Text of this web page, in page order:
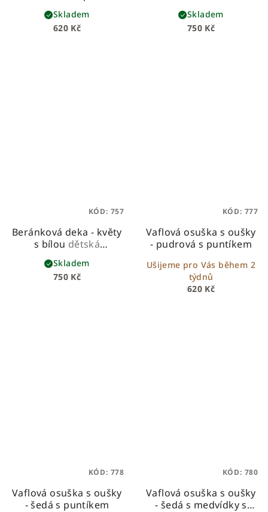
medvídky
620 Kč
Skladem
beránková deka z
prémiové bavlny a
hebkého beránka
750 Kč
Skladem
Beránková deka - květy
s bílou dětská
beránková deka z
prémiové bavlny a
hebkého beránka
750 Kč
Skladem
KÓD: 757
Vaflová osuška s oušky
- pudrová s puntíkem
620 Kč
Ušijeme pro Vás během 2
týdnů
KÓD: 777
Vaflová osuška s oušky
- šedá s puntíkem
KÓD: 778
Vaflová osuška s oušky
- šedá s medvídky s
KÓD: 780